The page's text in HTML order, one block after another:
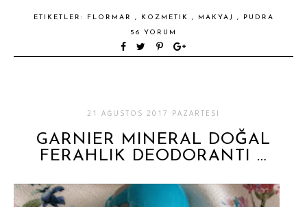
ETIKETLER: FLORMAR , KOZMETIK , MAKYAJ ,
PUDRA
56 YORUM
21 AĞUSTOS 2017 PAZARTESI
GARNIER MINERAL DOĞAL
FERAHLIK DEODORANTI …